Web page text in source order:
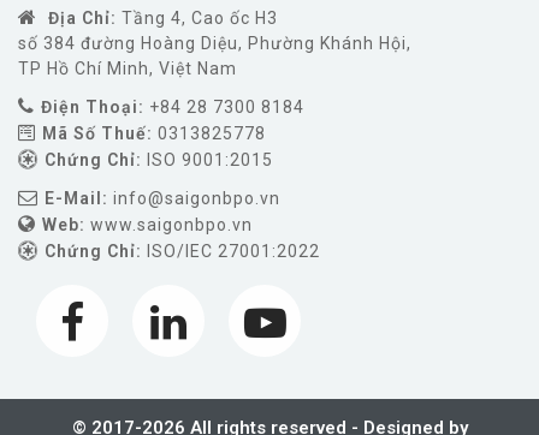
Địa Chỉ: Tầng 4, Cao ốc H3
số 384 đường Hoàng Diệu, Phường Khánh Hội,
TP Hồ Chí Minh, Việt Nam
Điện Thoại: +84 28 7300 8184
Mã Số Thuế: 0313825778
Chứng Chỉ:
ISO 9001:2015
E-Mail: info@saigonbpo.vn
Web: www.saigonbpo.vn
Chứng Chỉ:
ISO/IEC 27001:2022
© 2017-2026 All rights reserved - Designed by